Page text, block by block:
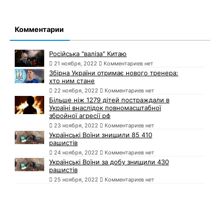
Комментарии
Російська "валіза" Китаю
21 ноября, 2022 Комментариев нет
Збірна України отримає нового тренера:
хто ним стане
22 ноября, 2022 Комментариев нет
Більше ніж 1279 дітей постраждали в
Україні внаслідок повномасштабної
збройної агресії рф
23 ноября, 2022 Комментариев нет
Українські Воїни знищили 85 410
рашистів
24 ноября, 2022 Комментариев нет
Українські Воїни за добу знищили 430
рашистів
25 ноября, 2022 Комментариев нет